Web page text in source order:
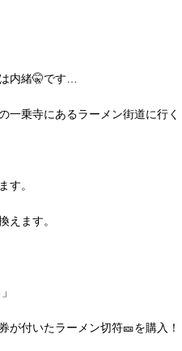
内緒🤫です…
一乗寺にあるラーメン街道に行く
す。
えます。
が付いたラーメン切符🎫を購入！